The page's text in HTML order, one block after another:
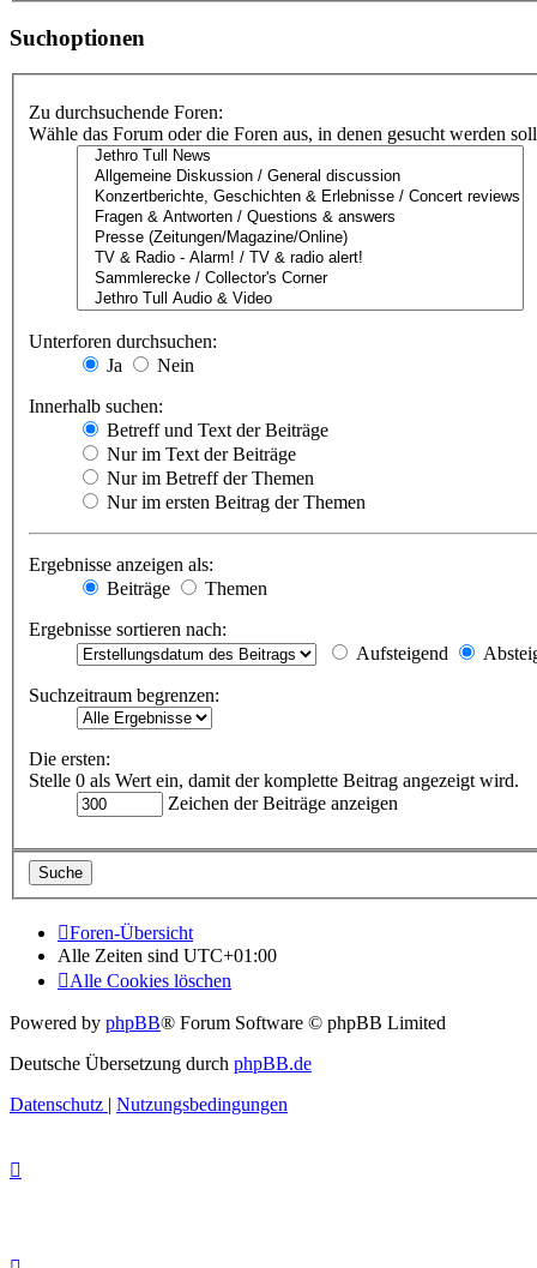
Suchoptionen
Zu durchsuchende Foren:
Wähle das Forum oder die Foren aus, in denen gesucht werden
Unterforen durchsuchen:
Ja
Nein
Innerhalb suchen:
Betreff und Text der Beiträge
Nur im Text der Beiträge
Nur im Betreff der Themen
Nur im ersten Beitrag der Themen
Ergebnisse anzeigen als:
Beiträge
Themen
Ergebnisse sortieren nach:
Aufsteigend
Suchzeitraum begrenzen:
Die ersten:
Stelle 0 als Wert ein, damit der komplette Beitrag angezeigt wird.
Zeichen der Beiträge anzeigen
Foren-Übersicht
Alle Zeiten sind UTC+01:00
Alle Cookies löschen
Powered by phpBB® Forum Software © phpBB Limited
Deutsche Übersetzung durch phpBB.de
Datenschutz | Nutzungsbedingungen